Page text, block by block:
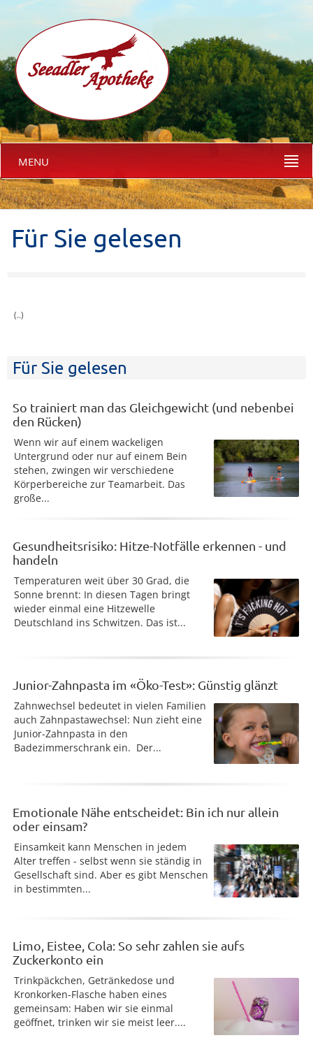
MENU
Für Sie gelesen
(..)
Für Sie gelesen
So trainiert man das Gleichgewicht (und nebenbei
den Rücken)
Wenn wir auf einem wackeligen
Untergrund oder nur auf einem Bein
stehen, zwingen wir verschiedene
Körperbereiche zur Teamarbeit. Das
große...
Gesundheitsrisiko: Hitze-Notfälle erkennen - und
handeln
Temperaturen weit über 30 Grad, die
Sonne brennt: In diesen Tagen bringt
wieder einmal eine Hitzewelle
Deutschland ins Schwitzen. Das ist...
Junior-Zahnpasta im «Öko-Test»: Günstig glänzt
Zahnwechsel bedeutet in vielen Familien
auch Zahnpastawechsel: Nun zieht eine
Junior-Zahnpasta in den
Badezimmerschrank ein. Der...
Emotionale Nähe entscheidet: Bin ich nur allein
oder einsam?
Einsamkeit kann Menschen in jedem
Alter treffen - selbst wenn sie ständig in
Gesellschaft sind. Aber es gibt Menschen
in bestimmten...
Limo, Eistee, Cola: So sehr zahlen sie aufs
Zuckerkonto ein
Trinkpäckchen, Getränkedose und
Kronkorken-Flasche haben eines
gemeinsam: Haben wir sie einmal
geöffnet, trinken wir sie meist leer....